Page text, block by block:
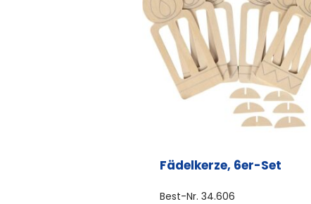
Fädelkerze, 6er-Set
Best-Nr.34.606